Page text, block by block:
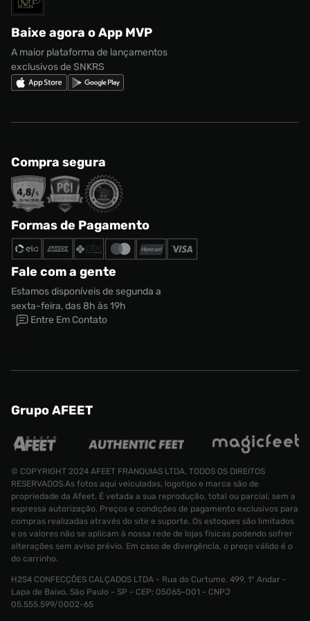
Meia Stance Icon Logoman Unissex
Nike Shox
Regulamento CRM/ CASHBACK
Regulamento Cupom
Baixe agora o App MVP
A maior plataforma de lançamentos
exclusivos de SNKRS
Compra segura
Formas de Pagamento
Fale com a gente
Estamos disponíveis de segunda a
sexta-feira, das 8h às 19h
Entre Em Contato
Grupo AFEET
© COPYRIGHT 2024 AFEET FRANQUIAS LTDA. TODOS OS DIREITOS
RESERVADOS.As fotos aqui veiculadas, logotipo e marca são de
propriedade da Afeet. É vetada a sua reprodução, total ou parcial, sem a
expressa autorização. Preços e condições de pagamento exclusivos para
compras realizadas através do site e suporte. Os estoques são limitados
e os valores não se aplicam à nossa rede de lojas físicas podendo sofrer
alterações sem aviso prévio. Em caso de divergência, o preço válido é o
do carrinho.
H2S4 CONFECÇÕES CALÇADOS LTDA - Rua do Curtume, 499, 1° Andar -
Lapa de Baixo, São Paulo - SP - CEP: 05065-001 - CNPJ
05.555.599/0002-65